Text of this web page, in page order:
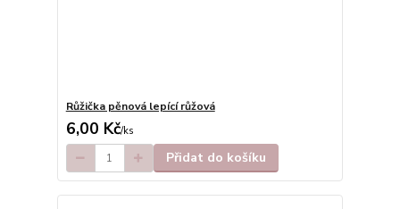
Růžička pěnová lepící růžová
6,00 Kč/ks
Přidat do košíku